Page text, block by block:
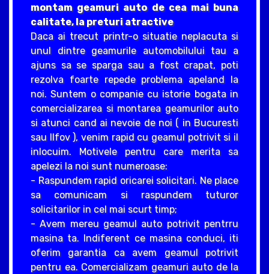
montam geamuri auto de cea mai buna
calitate, la preturi atractive
Daca ai trecut printr-o situatie neplacuta si
unul dintre geamurile automobilului tau a
ajuns sa se sparga sau a fost crapat, poti
rezolva foarte repede problema apeland la
noi. Suntem o companie cu istorie bogata in
comercializarea si montarea geamurilor auto
si atunci cand ai nevoie de noi ( in Bucuresti
sau Ilfov ), venim rapid cu geamul potrivit si il
inlocuim. Motivele pentru care merita sa
apelezi la noi sunt numeroase:
- Raspundem rapid oricarei solicitari. Ne place
sa comunicam si raspundem tuturor
solicitarilor in cel mai scurt timp;
- Avem mereu geamul auto potrivit pentrru
masina ta. Indiferent ce masina conduci, iti
oferim garantia ca avem geamul potrivit
pentru ea. Comercializam geamuri auto de la